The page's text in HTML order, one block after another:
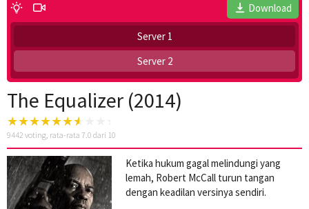
Download
Server 1
Server 2
The Equalizer (2014)
9442 voting, rata-rata 7.0 dari 10
Ketika hukum gagal melindungi yang
lemah, Robert McCall turun tangan
dengan keadilan versinya sendiri.